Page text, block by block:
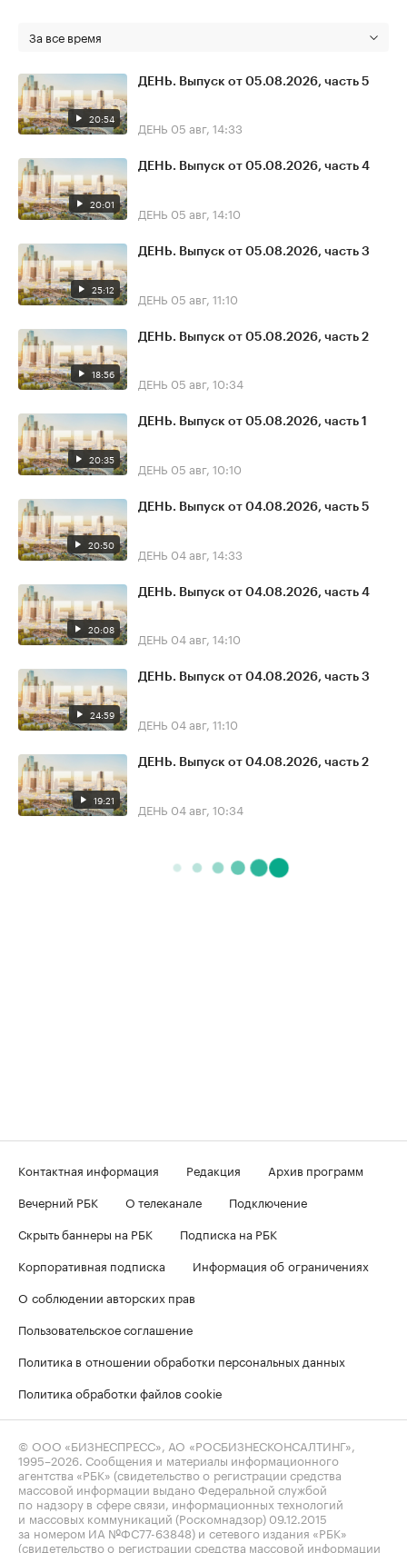
За все время
20:54
ДЕНЬ. Выпуск от 05.08.2026, часть 5
ДЕНЬ 05 авг, 14:33
20:01
ДЕНЬ. Выпуск от 05.08.2026, часть 4
ДЕНЬ 05 авг, 14:10
25:12
ДЕНЬ. Выпуск от 05.08.2026, часть 3
ДЕНЬ 05 авг, 11:10
18:56
ДЕНЬ. Выпуск от 05.08.2026, часть 2
ДЕНЬ 05 авг, 10:34
20:35
ДЕНЬ. Выпуск от 05.08.2026, часть 1
ДЕНЬ 05 авг, 10:10
20:50
ДЕНЬ. Выпуск от 04.08.2026, часть 5
ДЕНЬ 04 авг, 14:33
20:08
ДЕНЬ. Выпуск от 04.08.2026, часть 4
ДЕНЬ 04 авг, 14:10
24:59
ДЕНЬ. Выпуск от 04.08.2026, часть 3
ДЕНЬ 04 авг, 11:10
19:21
ДЕНЬ. Выпуск от 04.08.2026, часть 2
ДЕНЬ 04 авг, 10:34
Контактная информация Редакция
Архив программ
Вечерний РБК
О телеканале
Подключение
Скрыть баннеры на РБК
Подписка на РБК
Корпоративная подписка
Информация об ограничениях
О соблюдении авторских прав
Пользовательское соглашение
Политика в отношении обработки персональных данных
Политика обработки файлов cookie
© ООО «БИЗНЕСПРЕСС», АО «РОСБИЗНЕСКОНСАЛТИНГ»,
1995–2026 . Сообщения и материалы информационного
агентства «РБК» (свидетельство о регистрации средства
массовой информации выдано Федеральной службой
по надзору в сфере связи, информационных технологий
и массовых коммуникаций (Роскомнадзор) 09.12.2015
за номером ИА №ФС77-63848) и сетевого издания «РБК»
(свидетельство о регистрации средства массовой информации